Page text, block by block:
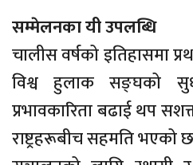
सम्मेलनका यी उपलब्धि
चालीस वर्षको इतिहासमा
विश्व हुलाक सङ्घको
प्रभावकारिता बढाई थप
राष्ट्रहरूबीच सहमति